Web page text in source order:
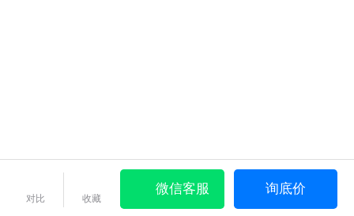
对比 收藏
微信客服 询底价